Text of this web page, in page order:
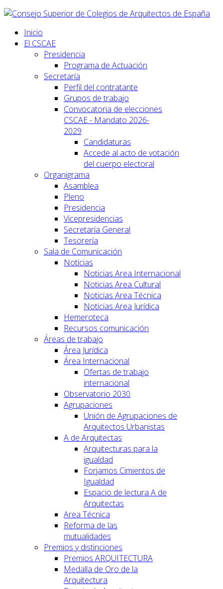
Inicio
El CSCAE
Presidencia
Programa de Actuación
Secretaría
Perfil del contratante
Grupos de trabajo
Convocatoria de elecciones
CSCAE - Mandato 2026-
2029
Candidaturas
Accede al acto de votación
del cuerpo electoral
Organigrama
Asamblea
Pleno
Presidencia
Vicepresidencias
Secretaría General
Tesorería
Sala de Comunicación
Noticias
Noticias Area Internacional
Noticias Area Cultural
Noticias Area Técnica
Noticias Area Jurídica
Hemeroteca
Recursos comunicación
Áreas de trabajo
Área Jurídica
Área Internacional
Ofertas de trabajo
internacional
Observatorio 2030
Agrupaciones
Unión de Agrupaciones de
Arquitectos Urbanistas
A de Arquitectas
Arquitecturas para la
igualdad
Forjamos Cimientos de
Igualdad
Espacio de lectura A de
Arquitectas
Area Técnica
Reforma de las
mutualidades
Premios y distinciones
Premios ARQUITECTURA
Medalla de Oro de la
Arquitectura